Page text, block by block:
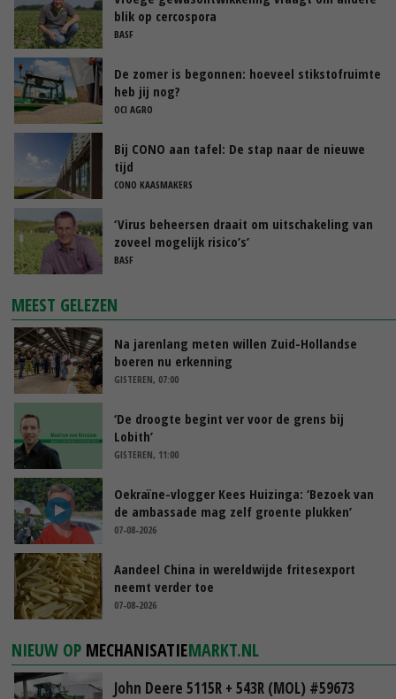
blik op cercospora
BASF
De zomer is begonnen: hoeveel stikstofruimte
heb jij nog?
OCI AGRO
Bij CONO aan tafel: De stap naar de nieuwe
tijd
CONO KAASMAKERS
‘Virus beheersen draait om uitschakeling van
zoveel mogelijk risico’s’
BASF
MEEST GELEZEN
Na jarenlang meten willen Zuid-Hollandse
boeren nu erkenning
GISTEREN, 07:00
‘De droogte begint ver voor de grens bij
Lobith’
GISTEREN, 11:00
Oekraïne-vlogger Kees Huizinga: ‘Bezoek van
de ambassade mag zelf groente plukken’
07-08-2026
Aandeel China in wereldwijde fritesexport
neemt verder toe
07-08-2026
NIEUW OP MECHANISATIEMARKT.NL
John Deere 5115R + 543R (MOL) #59673